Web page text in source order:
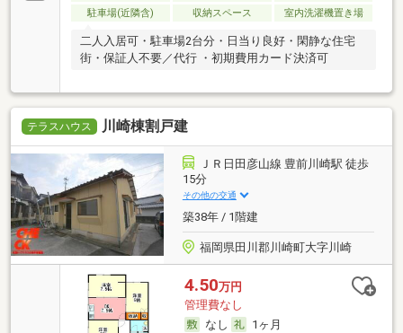
駐車場(近隣含)
収納スペース 室内洗濯機置き場
二人入居可・駐車場2台分・日当り良好・閑静な住宅
街・保証人不要／代行 ・初期費用カード決済可
テラスハウス 川崎棟割戸建
ＪＲ日田彦山線 豊前川崎駅 徒歩
15分
その他の交通
築38年 / 1階建
福岡県田川郡川崎町大字川崎
4.50万円
管理費なし
なし
1ヶ月